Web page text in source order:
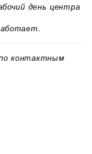
день центра
контактным